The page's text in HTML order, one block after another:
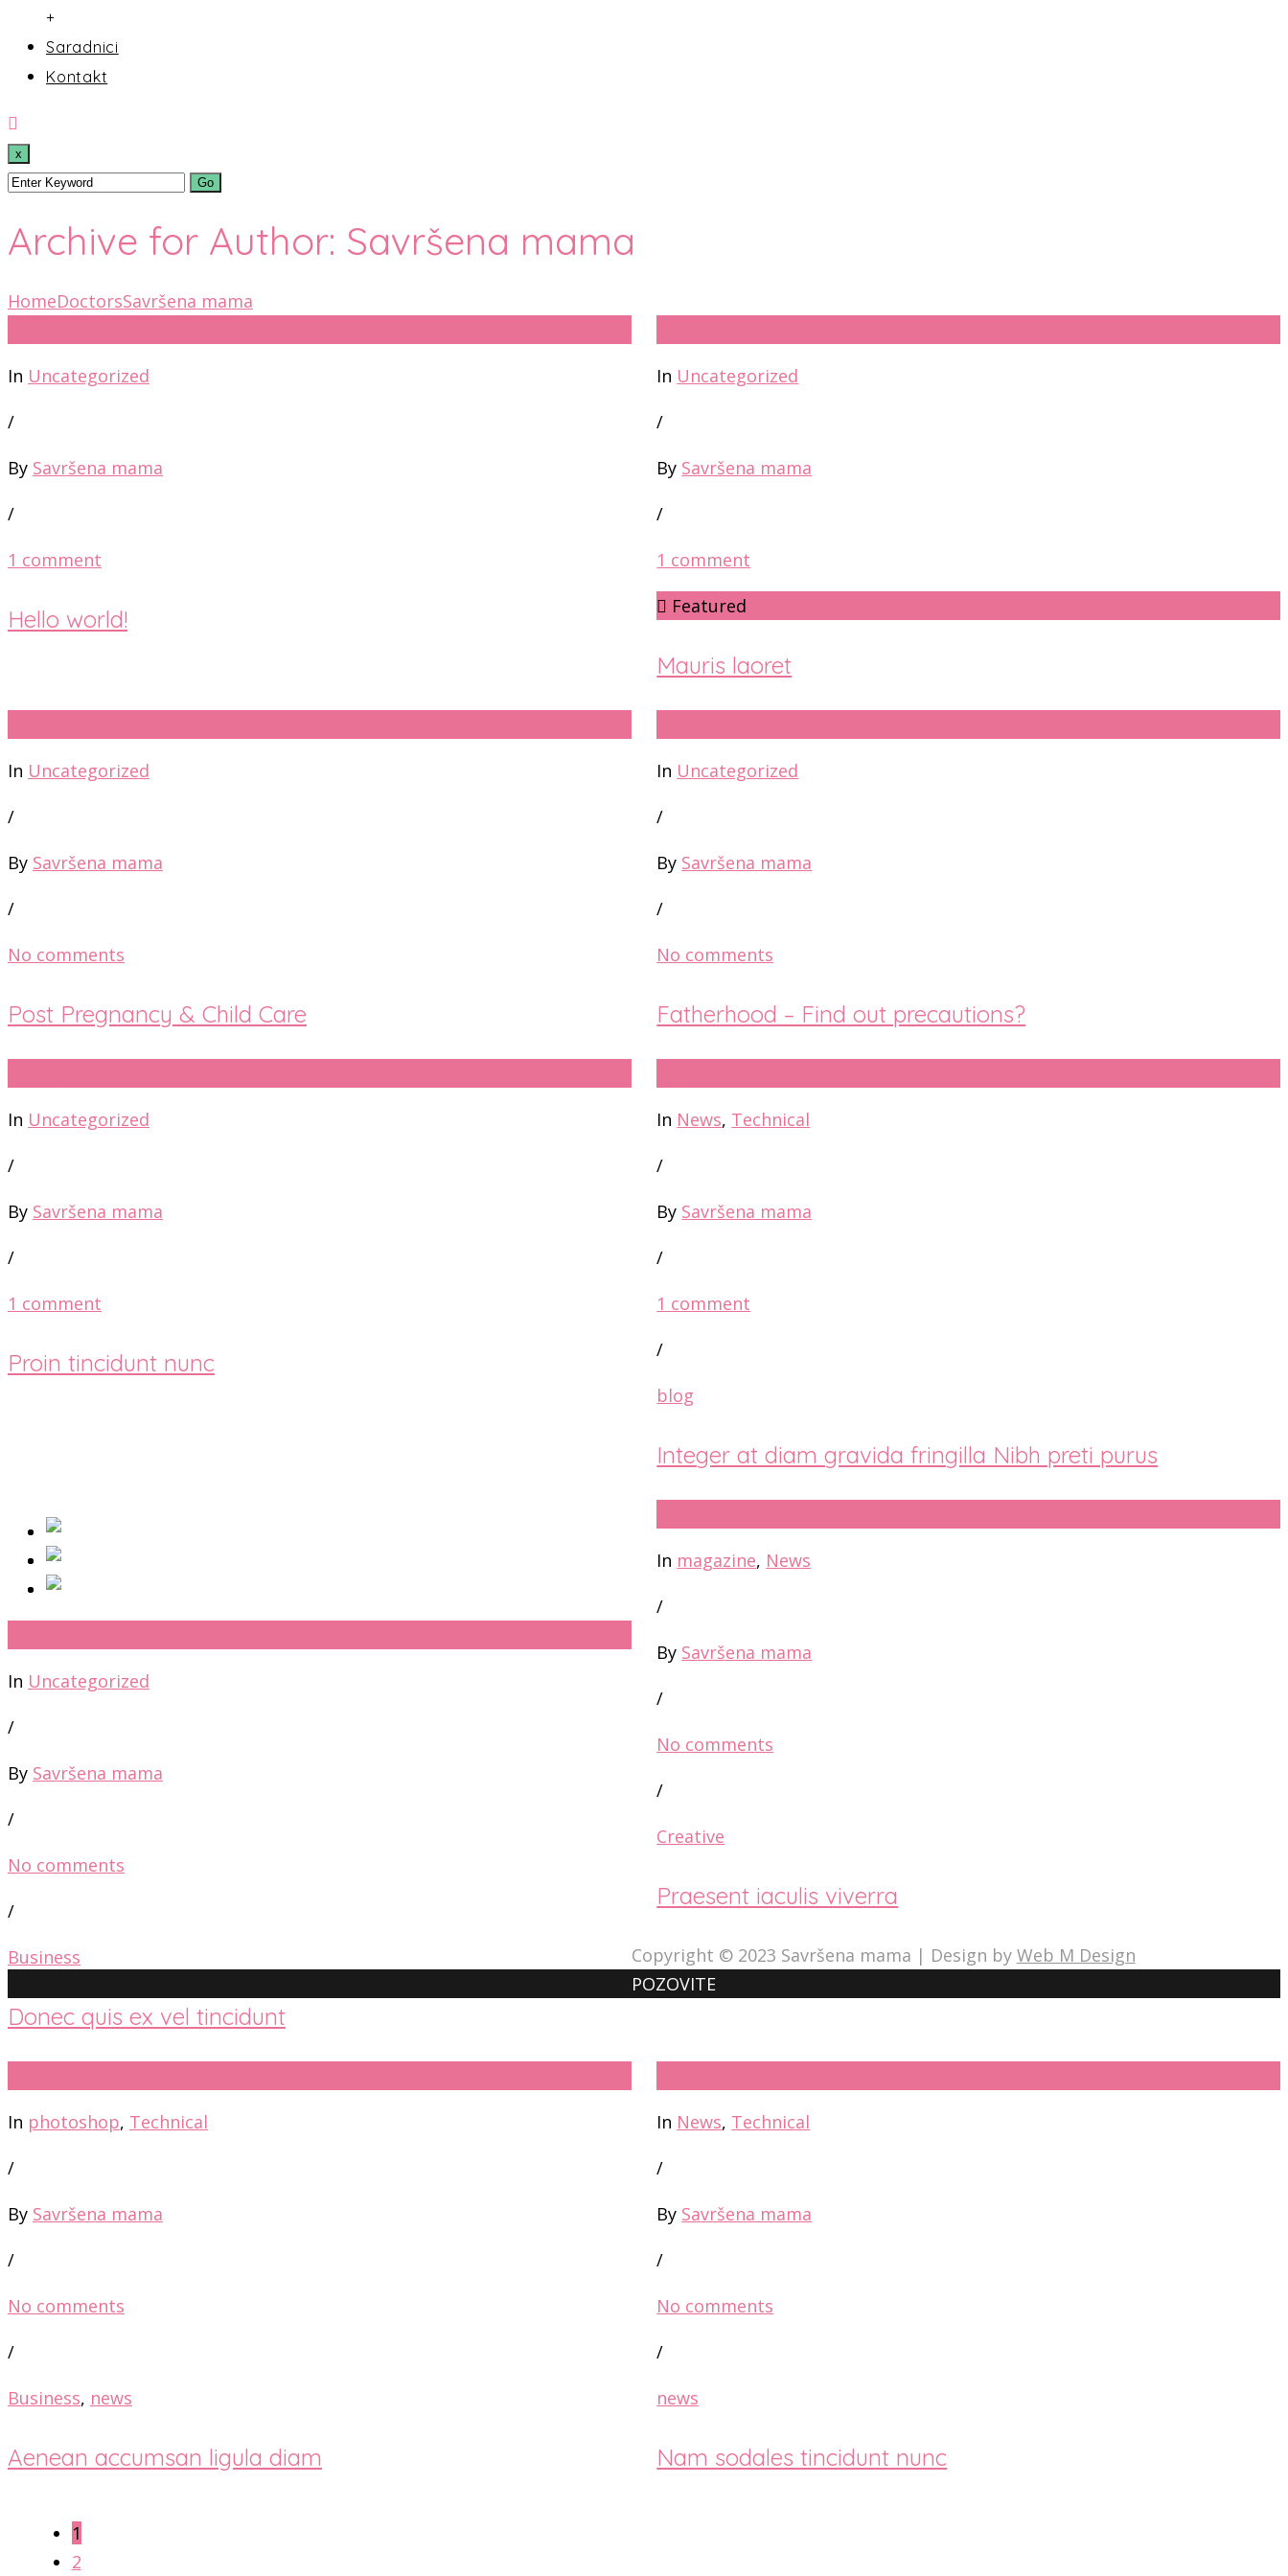
+
Saradnici
Kontakt
x
Archive for Author: Savršena mama
HomeDoctorsSavršena mama
In Uncategorized
/
By Savršena mama
/
1 comment
Hello world!
In Uncategorized
/
By Savršena mama
/
1 comment
Featured
Mauris laoret
In Uncategorized
/
By Savršena mama
/
No comments
Post Pregnancy & Child Care
In Uncategorized
/
By Savršena mama
/
No comments
Fatherhood – Find out precautions?
In Uncategorized
/
By Savršena mama
/
1 comment
Proin tincidunt nunc
In News, Technical
/
By Savršena mama
/
1 comment
/
blog
Integer at diam gravida fringilla Nibh preti purus
In Uncategorized
/
By Savršena mama
/
No comments
/
Business
Donec quis ex vel tincidunt
In magazine, News
/
By Savršena mama
/
No comments
/
Creative
Praesent iaculis viverra
In photoshop, Technical
/
By Savršena mama
/
No comments
/
Business, news
Aenean accumsan ligula diam
In News, Technical
/
By Savršena mama
/
No comments
/
news
Nam sodales tincidunt nunc
1
2
Copyright © 2023 Savršena mama | Design by Web M Design
POZOVITE